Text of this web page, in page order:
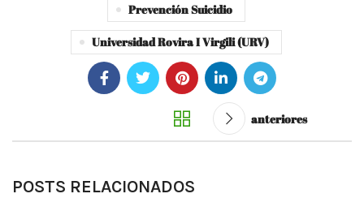
Prevención Suicidio
Universidad Rovira I Virgili (URV)
anteriores
POSTS RELACIONADOS